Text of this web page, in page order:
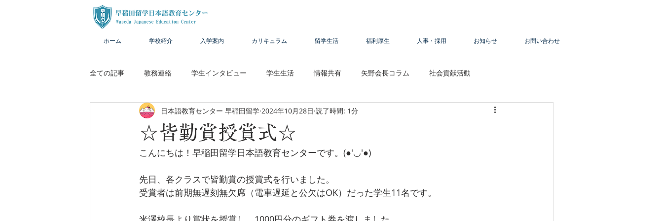
ホーム 学校紹介 入学案内 カリキュラム 留学生活 福利厚生 人事・採用 お知らせ お問い合わせ
全ての記事 教務連絡 学生インタビュー 学生生活 情報共有 矢野会長コラム 社会貢献活動
☆皆勤賞授賞式☆
日本語教育センター 早稲田留学 2024年10月28日 読了時間: 1分
こんにちは！早稲田留学日本語教育センターです。(●'◡'●)
先日、各クラスで皆勤賞の授賞式を行いました。
受賞者は前期無遅刻無欠席（電車遅延と公欠はOK）だった学生11名です。